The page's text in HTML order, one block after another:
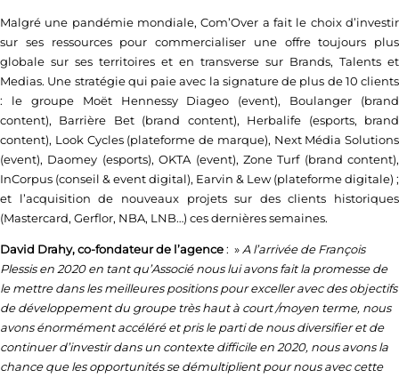
Malgré une pandémie mondiale, Com’Over a fait le choix d’investir
sur ses ressources pour commercialiser une offre toujours plus
globale sur ses territoires et en transverse sur Brands, Talents et
Medias. Une stratégie qui paie avec la signature de plus de 10 clients
: le groupe Moët Hennessy Diageo (event), Boulanger (brand
content), Barrière Bet (brand content), Herbalife (esports, brand
content), Look Cycles (plateforme de marque), Next Média Solutions
(event), Daomey (esports), OKTA (event), Zone Turf (brand content),
InCorpus (conseil & event digital), Earvin & Lew (plateforme digitale) ;
et l’acquisition de nouveaux projets sur des clients historiques
(Mastercard, Gerflor, NBA, LNB…) ces dernières semaines.
David Drahy, co-fondateur de l’agence: » A l’arrivée de François
Plessis en 2020 en tant qu’Associé nous lui avons fait la promesse de
le mettre dans les meilleures positions pour exceller avec des objectifs
de développement du groupe très haut à court /moyen terme, nous
avons énormément accéléré et pris le parti de nous diversifier et de
continuer d’investir dans un contexte difficile en 2020, nous avons la
chance que les opportunités se démultiplient pour nous avec cette